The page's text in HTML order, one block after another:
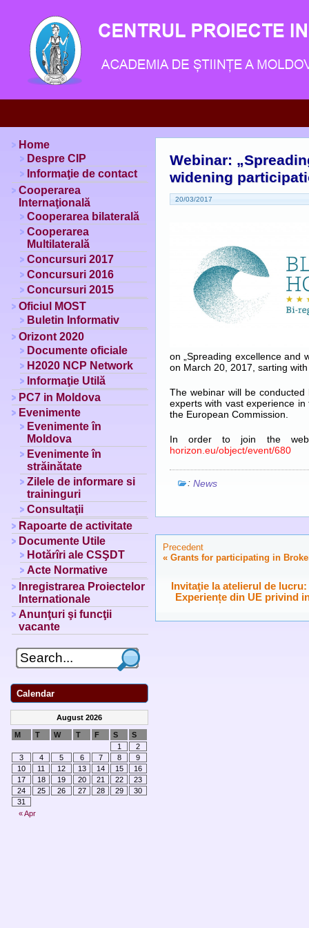
Webinar:
widening
20/03/2017
on „Spreading excellence and
on March 20, 2017, sarting
The webinar will be
experts with vast experience
the European Commission.
In order to join the
horizon.eu/object/event/680
: News
Precedent
« Grants for participating in
Invitaţie la atelierul de
Experiențe din UE privind
Home
Despre CIP
Informaţie de contact
Cooperarea
Internaţională
Cooperarea bilaterală
Cooperarea
Multilaterală
Concursuri 2017
Concursuri 2016
Concursuri 2015
Oficiul MOST
Buletin Informativ
Orizont 2020
Documente oficiale
H2020 NCP Network
Informaţie Utilă
PC7 in Moldova
Evenimente
Evenimente în
Moldova
Evenimente în
străinătate
Zilele de informare si
traininguri
Consultaţii
Rapoarte de activitate
Documente Utile
Hotărîri ale CSŞDT
Acte Normative
Inregistrarea Proiectelor
Internationale
Anunţuri şi funcţii
vacante
Calendar
August 2026
M T W T F S S
« Apr
1
2
3
4 5 6 7 8
9
10
11 12 13 14 15
16
17
18 19 20 21 22
23
24
25 26 27 28 29
30
31